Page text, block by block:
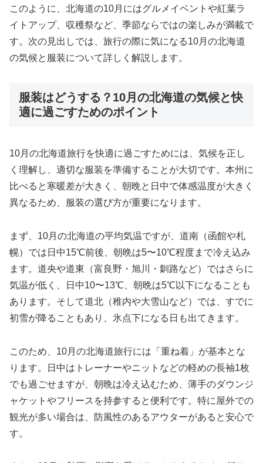
このように、北海道の10月にはグルメイベントや紅葉ラ
イトアップ、収穫祭など、季節ならではの楽しみが満載で
す。次の見出しでは、旅行の際に気になる10月の北海道
の気候と服装について詳しく解説します。
服装はどうする？10月の北海道の気候と快
適に過ごすためのポイント
10月の北海道旅行を快適に過ごすためには、気候を正し
く理解し、適切な服装を準備することが大切です。本州に
比べると寒暖差が大きく、朝晩と日中で体感温度が大きく
異なるため、服装の選び方が重要になります。
まず、10月の北海道の平均気温ですが、道南（函館や札
幌）では日中15℃前後、朝晩は5〜10℃程度まで冷え込み
ます。道央や道東（富良野・旭川・釧路など）ではさらに
気温が低く、日中10〜13℃、朝晩は5℃以下になることも
あります。そして道北（稚内や大雪山など）では、すでに
初雪が降ることもあり、氷点下になる日も出てきます。
このため、10月の北海道旅行には「重ね着」が基本とな
ります。日中はトレーナーやニットなどの軽めの長袖1枚
でも過ごせますが、朝晩は冷え込むため、薄手のダウンジ
ャケットやフリースを持参すると便利です。特に屋外での
観光が多い場合は、防風性のあるアウターがあると安心で
す。